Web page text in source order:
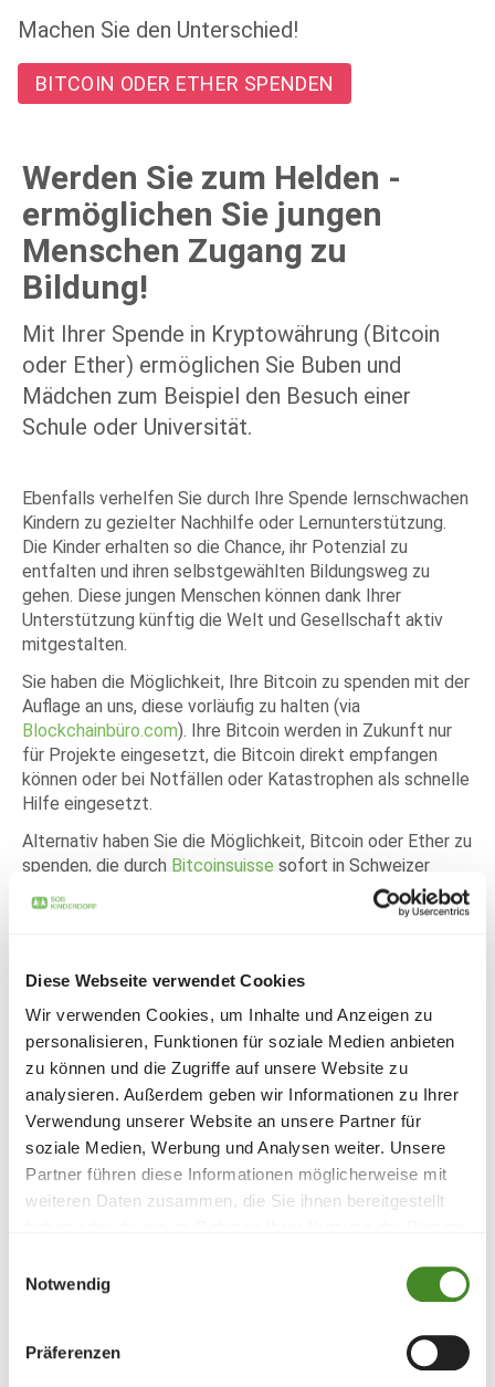
Diese Webseite verwendet Cookies
Wir verwenden Cookies, um Inhalte und Anzeigen zu
personalisieren, Funktionen für soziale Medien anbieten
zu können und die Zugriffe auf unsere Website zu
analysieren. Außerdem geben wir Informationen zu Ihrer
Verwendung unserer Website an unsere Partner für
soziale Medien, Werbung und Analysen weiter. Unsere
Partner führen diese Informationen möglicherweise mit
weiteren Daten zusammen, die Sie ihnen bereitgestellt
Notwendig
Präferenzen
Machen Sie den Unterschied!
BITCOIN ODER ETHER SPENDEN
Werden Sie zum Helden -
ermöglichen Sie jungen
Menschen Zugang zu
Bildung!
Mit Ihrer Spende in Kryptowährung (Bitcoin
oder Ether) ermöglichen Sie Buben und
Mädchen zum Beispiel den Besuch einer
Schule oder Universität.
Ebenfalls verhelfen Sie durch Ihre Spende lernschwachen
Kindern zu gezielter Nachhilfe oder Lernunterstützung.
Die Kinder erhalten so die Chance, ihr Potenzial zu
entfalten und ihren selbstgewählten Bildungsweg zu
gehen. Diese jungen Menschen können dank Ihrer
Unterstützung künftig die Welt und Gesellschaft aktiv
mitgestalten.
Sie haben die Möglichkeit, Ihre Bitcoin zu spenden mit der
Auflage an uns, diese vorläufig zu halten (via
Blockchainbüro.com). Ihre Bitcoin werden in Zukunft nur
für Projekte eingesetzt, die Bitcoin direkt empfangen
können oder bei Notfällen oder Katastrophen als schnelle
Hilfe eingesetzt.
Alternativ haben Sie die Möglichkeit, Bitcoin oder Ether zu
spenden, die durch Bitcoinsuisse sofort in Schweizer